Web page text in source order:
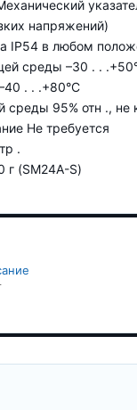
напряжений)
IP54 в любом
cреды –30 . .
. . .+80°C
95% отн ., не
Не требуется
.
г (SM24A-S)